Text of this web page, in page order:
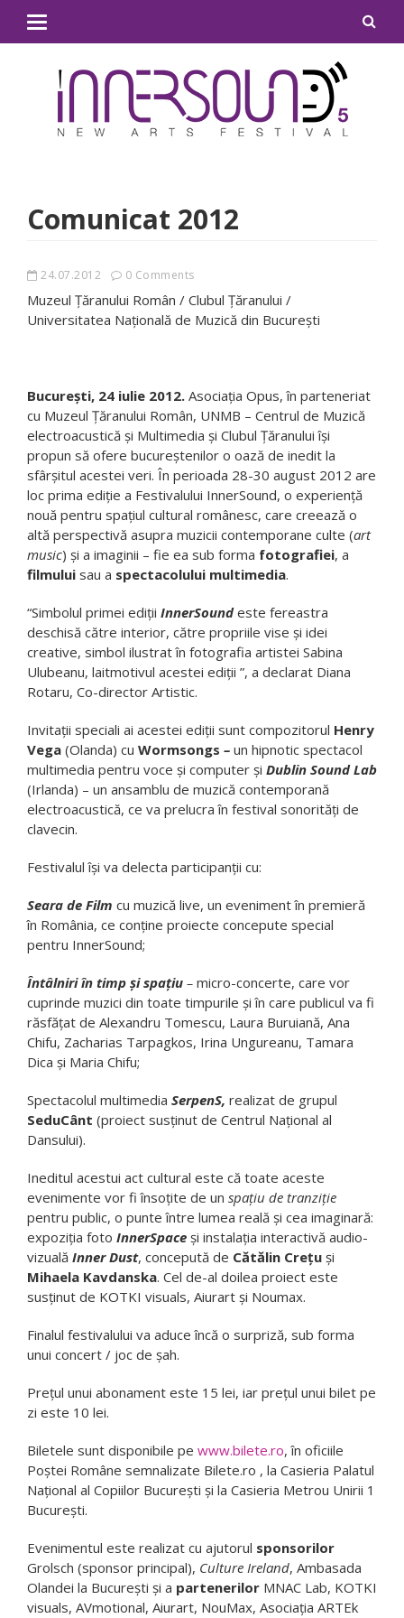
Comunicat 2012
24.07.2012 0 Comments
Muzeul Ţăranului Român / Clubul Ţăranului /
Universitatea Naţională de Muzică din Bucureşti
București, 24 iulie 2012. Asociația Opus, în parteneriat
cu Muzeul Țăranului Român, UNMB – Centrul de Muzică
electroacustică și Multimedia și Clubul Țăranului își
propun să ofere bucureștenilor o oază de inedit la
sfârșitul acestei veri. În perioada 28-30 august 2012 are
loc prima ediție a Festivalului InnerSound, o experiență
nouă pentru spațiul cultural românesc, care creează o
altă perspectivă asupra muzicii contemporane culte (art
music) și a imaginii – fie ea sub forma fotografiei, a
filmului sau a spectacolului multimedia.
“Simbolul primei ediţii InnerSound este fereastra
deschisă către interior, către propriile vise şi idei
creative, simbol ilustrat în fotografia artistei Sabina
Ulubeanu, laitmotivul acestei ediții ”, a declarat Diana
Rotaru, Co-director Artistic.
Invitații speciali ai acestei ediții sunt compozitorul Henry
Vega (Olanda) cu Wormsongs – un hipnotic spectacol
multimedia pentru voce şi computer şi Dublin Sound Lab
(Irlanda) – un ansamblu de muzică contemporană
electroacustică, ce va prelucra în festival sonorități de
clavecin.
Festivalul își va delecta participanții cu:
Seara de Film cu muzică live, un eveniment în premieră
în România, ce conține proiecte concepute special
pentru InnerSound;
Întâlniri în timp şi spaţiu – micro-concerte, care vor
cuprinde muzici din toate timpurile și în care publicul va fi
răsfățat de Alexandru Tomescu, Laura Buruiană, Ana
Chifu, Zacharias Tarpagkos, Irina Ungureanu, Tamara
Dica şi Maria Chifu;
Spectacolul multimedia SerpenS, realizat de grupul
SeduCânt (proiect susţinut de Centrul Naţional al
Dansului).
Ineditul acestui act cultural este că toate aceste
evenimente vor fi însoțite de un spaţiu de tranziţie
pentru public, o punte între lumea reală şi cea imaginară:
expoziția foto InnerSpace şi instalaţia interactivă audio-
vizuală Inner Dust, concepută de Cătălin Creţu şi
Mihaela Kavdanska. Cel de-al doilea proiect este
susţinut de KOTKI visuals, Aiurart şi Noumax.
Finalul festivalului va aduce încă o surpriză, sub forma
unui concert / joc de șah.
Prețul unui abonament este 15 lei, iar prețul unui bilet pe
zi este 10 lei.
Biletele sunt disponibile pe www.bilete.ro, în oficiile
Poștei Române semnalizate Bilete.ro , la Casieria Palatul
Național al Copiilor București și la Casieria Metrou Unirii 1
București.
Evenimentul este realizat cu ajutorul sponsorilor
Grolsch (sponsor principal), Culture Ireland, Ambasada
Olandei la Bucureşti și a partenerilor MNAC Lab, KOTKI
visuals, AVmotional, Aiurart, NouMax, Asociaţia ARTEk